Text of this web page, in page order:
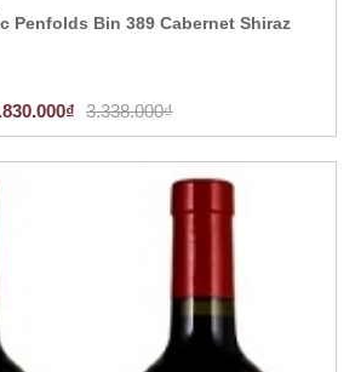
Penfolds Bin 389 Cabernet Shiraz
3.338.000₫